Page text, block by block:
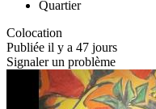
Quartier
Colocation
Publiée il y a 47 jours
Signaler un problème